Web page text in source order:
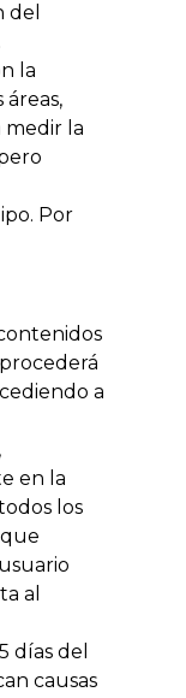
del
la
medir la
Por
a
en la
los
al
días del
causas